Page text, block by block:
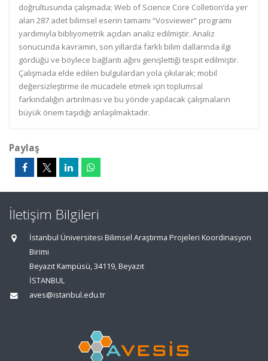
doğrultusunda çalışmada; Web of Science Core Colletion’da yer
alan 287 adet bilimsel eserin tamamı “Vosviewer” programı
yardımıyla bibliyometrik açıdan analiz edilmiştir. Analiz
sonucunda kavramın, son yıllarda farklı bilim dallarında ilgi
gördüğü ve böylece bağlantı ağını genişlettiği tespit edilmiştir.
Çalışmada elde edilen bulgulardan yola çıkılarak; mobil
değersizleştirme ile mücadele etmek için toplumsal
farkındalığın artırılması ve bu yönde yapılacak çalışmaların
büyük önem taşıdığı anlaşılmaktadır.
Paylaş
İletişim Bilgileri
İstanbul Üniversitesi Bilimsel Araştırma Projeleri Koordinasyon
Birimi
Beyazıt Kampüsü, 34119, Beyazıt
İSTANBUL
aves@istanbul.edu.tr